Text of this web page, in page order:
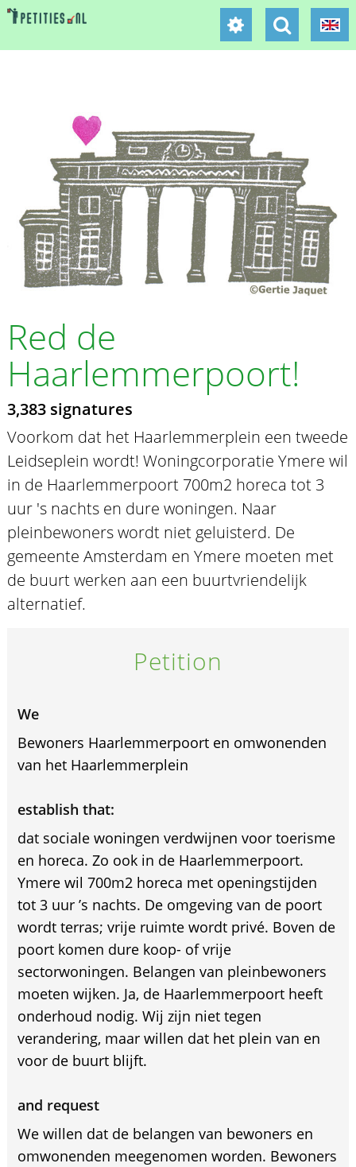
Red de
Haarlemmerpoort!
3,383 signatures
Voorkom dat het Haarlemmerplein een tweede
Leidseplein wordt! Woningcorporatie Ymere wil
in de Haarlemmerpoort 700m2 horeca tot 3
uur 's nachts en dure woningen. Naar
pleinbewoners wordt niet geluisterd. De
gemeente Amsterdam en Ymere moeten met
de buurt werken aan een buurtvriendelijk
alternatief.
Petition
We
Bewoners Haarlemmerpoort en omwonenden
van het Haarlemmerplein
establish that:
dat sociale woningen verdwijnen voor toerisme
en horeca. Zo ook in de Haarlemmerpoort.
Ymere wil 700m2 horeca met openingstijden
tot 3 uur ’s nachts. De omgeving van de poort
wordt terras; vrije ruimte wordt privé. Boven de
poort komen dure koop- of vrije
sectorwoningen. Belangen van pleinbewoners
moeten wijken. Ja, de Haarlemmerpoort heeft
onderhoud nodig. Wij zijn niet tegen
verandering, maar willen dat het plein van en
voor de buurt blijft.
and request
We willen dat de belangen van bewoners en
omwonenden meegenomen worden. Bewoners